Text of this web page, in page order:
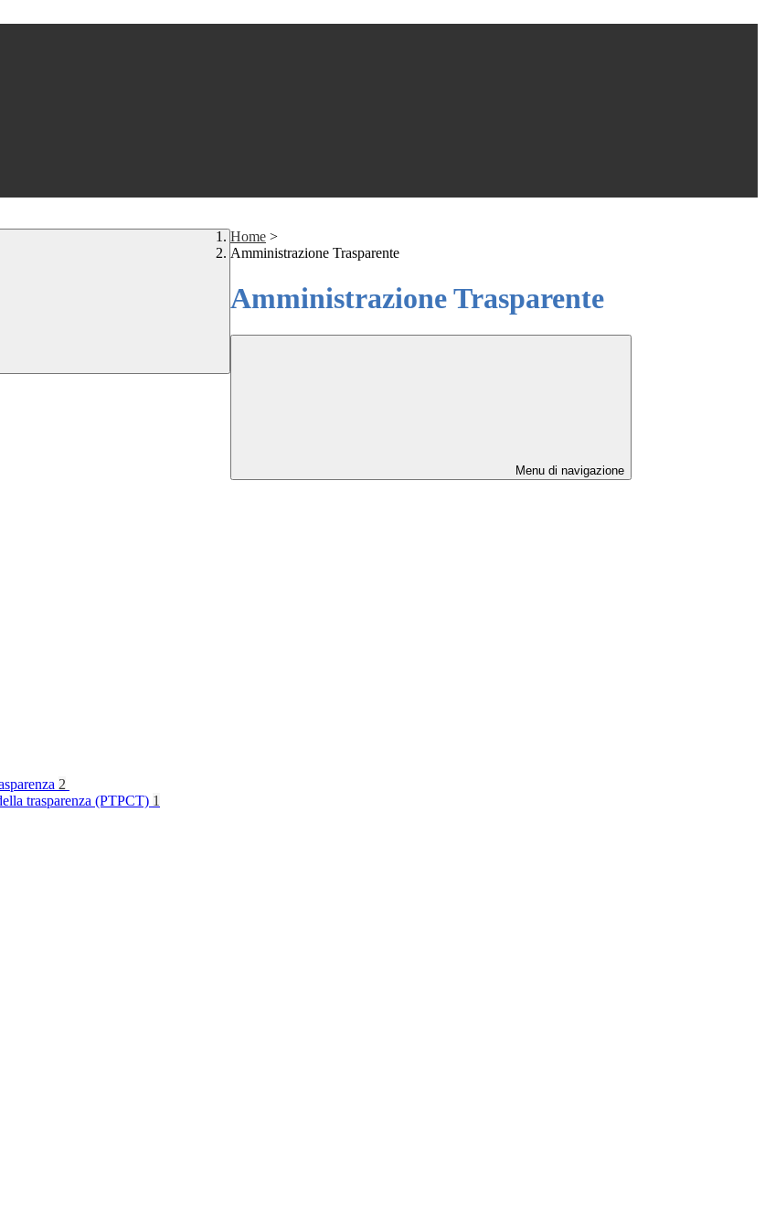
Home >
Amministrazione Trasparente
Amministrazione Trasparente
Menu di navigazione
2
trasparenza (PTPCT) 1